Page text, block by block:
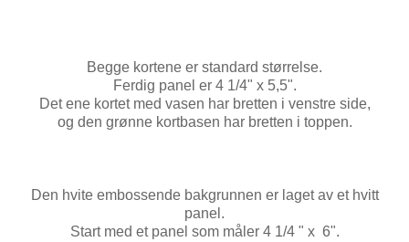
Begge kortene er standard størrelse.
Ferdig panel er 4 1/4" x 5,5".
Det ene kortet med vasen har bretten i venstre side,
og den grønne kortbasen har bretten i toppen.
Den hvite embossende bakgrunnen er laget av et hvitt
panel.
Start med et panel som måler 4 1/4 " x 6".